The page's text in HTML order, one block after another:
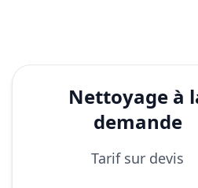
Nettoyage à
demande
Tarif sur devis